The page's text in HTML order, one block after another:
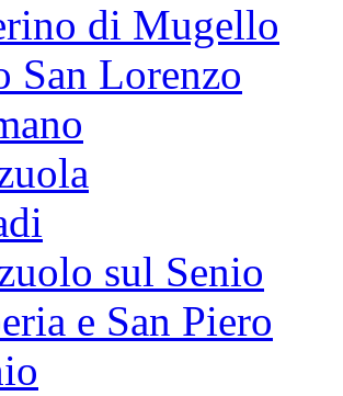
di Mugello
San Lorenzo
sul Senio
e San Piero